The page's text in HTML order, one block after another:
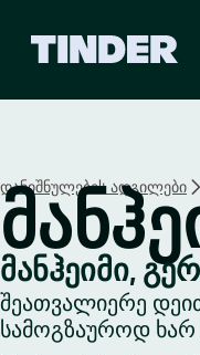
H
o
m
e
დანიშნულების ადგილები
მანჰეიმი,
შეათვალიერე
სამოგზაუროდ ხარ